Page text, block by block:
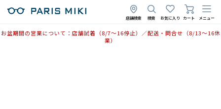
店舗検索 検索 お気に入り カート メニュー
お盆期間の営業について：店舗試着（8/7〜16停止）／配送・問合せ（8/13〜16休
業）
2025年7月16日